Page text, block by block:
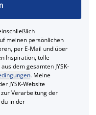
meinen persönlichen
per E-Mail und über
Inspiration, tolle
dem gesamten JYSK-
. Meine
JYSK-Website
Verarbeitung der
in der